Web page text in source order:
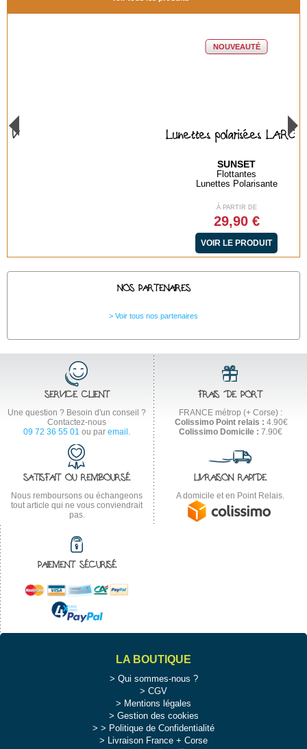
Lunettes polarisées LARGO
NOS PARTENAIRES
Voir tous nos partenaires
SERVICE CLIENT
Une question ? Besoin d'un conseil ?
Contactez-nous
09 72 36 55 01 ou par email .
FRAIS DE PORT
FRANCE métrop (+ Corse) :
Colissimo Point relais : 4.90€
Colissimo Domicile : 7.90€
SATISFAIT OU REMBOURSÉ
Nous remboursons ou échangeons
tout article qui ne vous conviendrait
pas.
LIVRAISON RAPIDE
A domicile et en Point Relais.
PAIEMENT SÉCURISÉ
LA BOUTIQUE
Qui sommes-nous ?
CGV
Mentions légales
Gestion des cookies
>
Politique de Confidentialité
Livraison France + Corse